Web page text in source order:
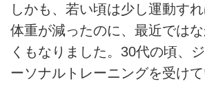
しかも、若い頃は少し運動す
体重が減ったのに、最近では
くもなりました。30代の頃、
ーソナルトレーニングを受け